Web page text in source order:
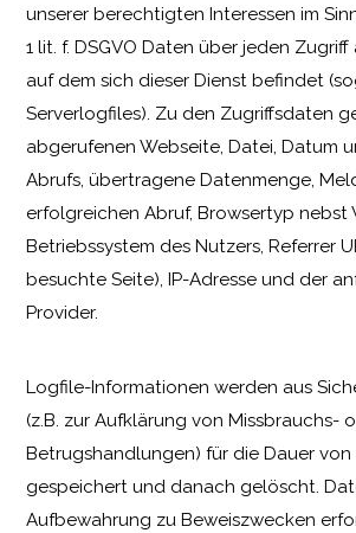
unserer berechtigten Interessen im
1 lit. f. DSGVO Daten über jeden Zugriff
auf dem sich dieser Dienst befindet
Serverlogfiles). Zu den Zugriffsdaten
abgerufenen Webseite, Datei, Datum
Abrufs, übertragene Datenmenge,
erfolgreichen Abruf, Browsertyp nebst
Betriebssystem des Nutzers, Referrer
besuchte Seite), IP-Adresse und der
Provider.
Logfile-Informationen werden aus
(z.B. zur Aufklärung von Missbrauchs-
Betrugshandlungen) für die Dauer von
gespeichert und danach gelöscht.
Aufbewahrung zu Beweiszwecken